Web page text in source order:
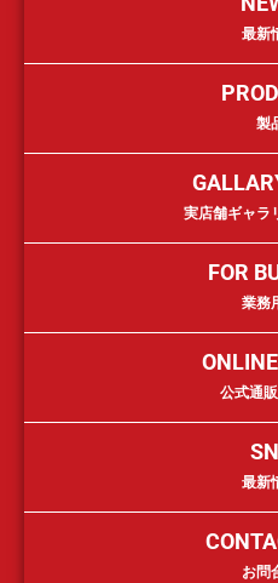
最新
製
実店舗ギャラ
FOR
業務
公式通
最新
お問